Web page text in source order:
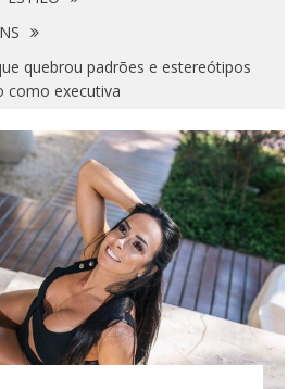
quebrou padrões e estereótipos
como executiva